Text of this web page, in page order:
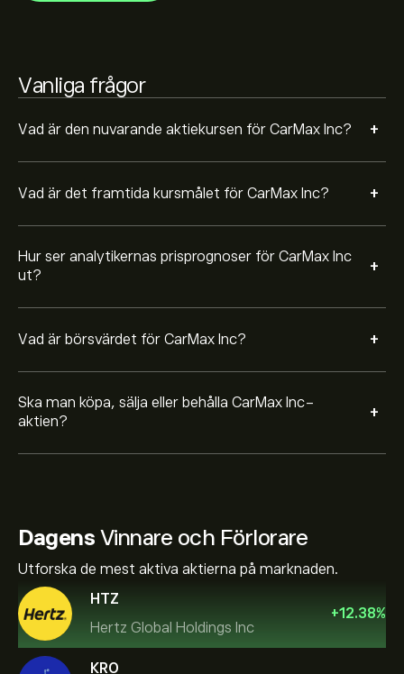
Vanliga frågor
Vad är den nuvarande aktiekursen för CarMax Inc? +
Vad är det framtida kursmålet för CarMax Inc? +
Hur ser analytikernas prisprognoser för CarMax Inc
ut?
+
Vad är börsvärdet för CarMax Inc? +
Ska man köpa, sälja eller behålla CarMax Inc-
aktien?
+
bedömningen Behåll
Dagens Vinnare och Förlorare
Utforska de mest aktiva aktierna på marknaden.
HTZ
Hertz Global Holdings Inc
+12.38%
KRO